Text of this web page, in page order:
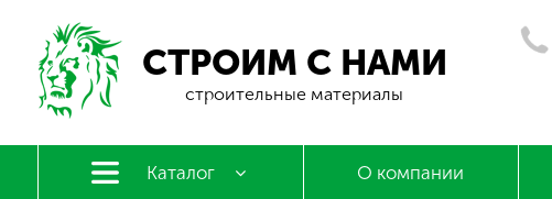
СТРОИМ С НАМИ
строительные материалы
Каталог О компании